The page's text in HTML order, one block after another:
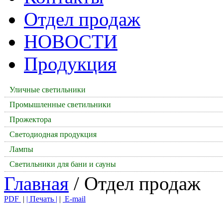
Отдел продаж
НОВОСТИ
Продукция
Уличные светильники
Промышленные светильники
Прожектора
Светодиодная продукция
Лампы
Светильники для бани и сауны
Главная / Отдел продаж
PDF | | Печать | | E-mail